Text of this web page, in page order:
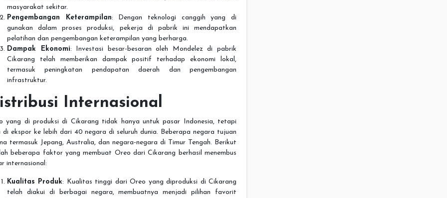
masyarakat sekitar.
Pengembangan Keterampilan: Dengan teknologi canggih yang di
gunakan dalam proses produksi, pekerja di pabrik ini mendapatkan
pelatihan dan pengembangan keterampilan yang berharga.
Dampak Ekonomi: Investasi besar-besaran oleh Mondelez di pabrik
Cikarang telah memberikan dampak positif terhadap ekonomi lokal,
termasuk peningkatan pendapatan daerah dan pengembangan
infrastruktur.
Internasional
yang di produksi di Cikarang tidak hanya untuk pasar Indonesia, tetapi
di ekspor ke lebih dari 40 negara di seluruh dunia. Beberapa negara tujuan
termasuk Jepang, Australia, dan negara-negara di Timur Tengah. Berikut
beberapa faktor yang membuat Oreo dari Cikarang berhasil menembus
internasional:
Kualitas Produk: Kualitas tinggi dari Oreo yang diproduksi di Cikarang
telah diakui di berbagai negara, membuatnya menjadi pilihan favorit